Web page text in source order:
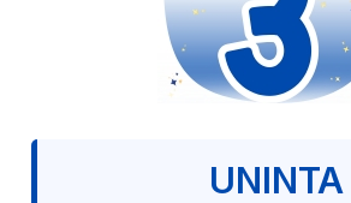
UNINTA